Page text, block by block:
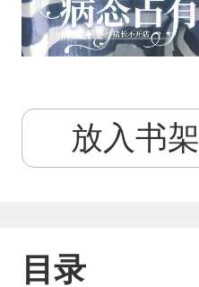
放入书架
目录